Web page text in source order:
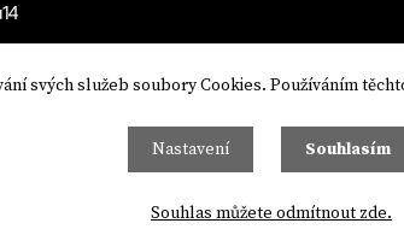
svých služeb soubory Cookies. Používáním
Nastavení Souhlasím
Souhlas můžete odmítnout zde.